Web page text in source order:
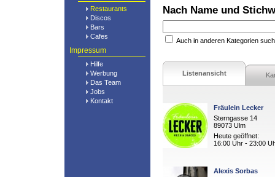
Restaurants
Discos
Bars
Cafes
Impressum
Hilfe
Werbung
Das Team
Jobs
Kontakt
Nach Name und
Auch in anderen Kategorien
Listenansicht
Fräulein Lecker
Sterngasse 14
89073 Ulm
Heute geöffnet:
16:00 Uhr - 23:00
Alexis Sorbas